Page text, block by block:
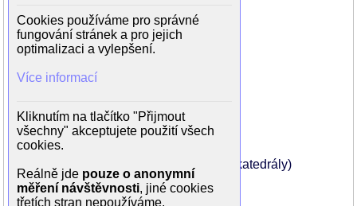
Melvin Thompson (Fire Official)
Lucy Butler (důstojnice)
John Livingston (počítačový technik)
Elaine Corral Kendall (hlasatel)
Brad Hill (pracovník ostrahy)
Danny Breen (dozorce)
Andrew Amador (Dermot Conley)
Cabran E. Chamberlain (zaměstnanec katedrály)
Todd Livdahl (muž na letišti)
...
Cookies používáme pro správné
fungování stránek a pro jejich
optimalizaci a vylepšení.
Více informací
Kliknutím na tlačítko "Přijmout
všechny" akceptujete použití všech
cookies.
Reálně jde pouze o anonymní
měření návštěvnosti, jiné cookies
třetích stran nepoužíváme.